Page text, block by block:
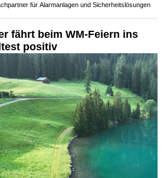
für Alarmanlagen und Sicherheitslösungen
fährt beim WM-Feiern ins
positiv